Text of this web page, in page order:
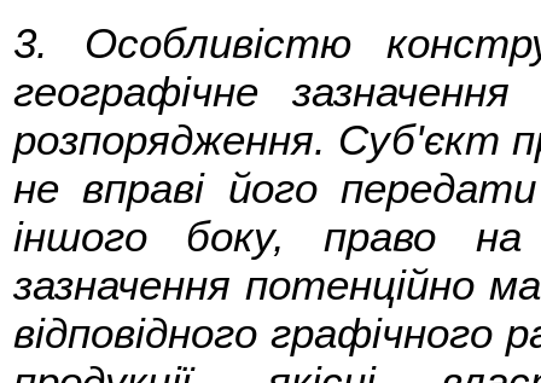
3. Особливістю
географічне
розпорядження. Суб'єкт
не вправі його
іншого боку, право на
зазначення потенційно
відповідного